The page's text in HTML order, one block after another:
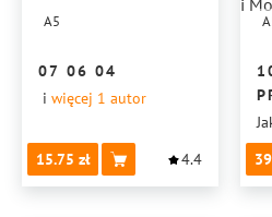
A5
07 06 04
i więcej 1 autor
15.75 4.4
I